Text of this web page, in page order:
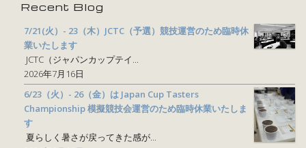
Recent Blog
7/21(火）- 23（木）JCTC（予選）競技運営のため臨時休
業いたします
JCTC（ジャパンカップテイ...
2026年7月16日
6/23（火）- 26（金）は Japan Cup Tasters
Championship 模擬競技会運営のため臨時休業いたしま
す
夏らしく暑さが戻ってきた感が...